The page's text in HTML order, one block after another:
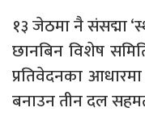
१३ जेठमा नै संसद्मा
छानबिन विशेष
प्रतिवेदनका
बनाउन तीन दल